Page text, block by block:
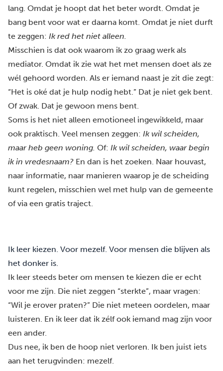
lang. Omdat je hoopt dat het beter wordt. Omdat je
bang bent voor wat er daarna komt. Omdat je niet durft
te zeggen: Ik red het niet alleen.
Misschien is dat ook waarom ik zo graag werk als
mediator. Omdat ik zie wat het met mensen doet als ze
wél gehoord worden. Als er iemand naast je zit die zegt:
“Het is oké dat je hulp nodig hebt.” Dat je niet gek bent.
Of zwak. Dat je gewoon mens bent.
Soms is het niet alleen emotioneel ingewikkeld, maar
ook praktisch. Veel mensen zeggen: Ik wil scheiden,
maar heb geen woning. Of: Ik wil scheiden, waar begin
ik in vredesnaam? En dan is het zoeken. Naar houvast,
naar informatie, naar manieren waarop je de scheiding
kunt regelen, misschien wel met hulp van de gemeente
of via een gratis traject.
Ik leer kiezen. Voor mezelf. Voor mensen die blijven als
het donker is.
Ik leer steeds beter om mensen te kiezen die er echt
voor me zijn. Die niet zeggen “sterkte”, maar vragen:
“Wil je erover praten?” Die niet meteen oordelen, maar
luisteren. En ik leer dat ik zélf ook iemand mag zijn voor
een ander.
Dus nee, ik ben de hoop niet verloren. Ik ben juist iets
aan het terugvinden: mezelf.